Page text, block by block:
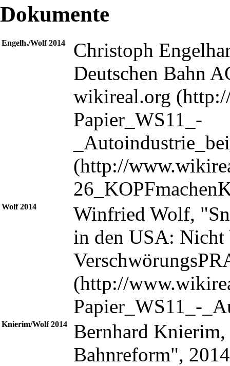
Dokumente
Engelh./Wolf 2014
Christoph
Deutschen Bahn
wikireal.org
Wolf 2014
Winfried Wolf,
in den USA: Nicht
Knierim/Wolf 2014
Bernhard
Bahnreform", 2014